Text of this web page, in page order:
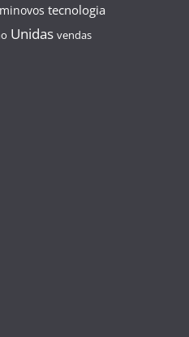
tecnologia
Unidas vendas